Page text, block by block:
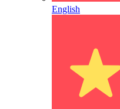
English